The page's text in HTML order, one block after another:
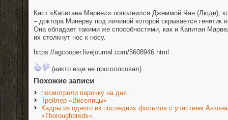
Каст «Капитана Марвел» пополнился Джеммой Чан (Люди),
– доктора Минерву под личиной которой скрывается
Она обладает такими же способностями, как и Капитан
их столкнут нос к носу.
https://agcooper.livejournal.com/5608946.html
(никто еще не проголосовал)
Похожие записи
посмотрели парочку на дня…
Трейлер «Виселицы»
Кадры из одного из последних фильмов с участием
«Thoroughbreds».